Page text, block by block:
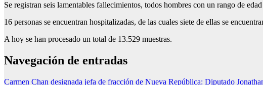
Se registran seis lamentables fallecimientos, todos hombres con un rango de
16 personas se encuentran hospitalizadas, de las cuales siete de ellas se
A hoy se han procesado un total de 13.529 muestras.
Navegación de entradas
Carmen Chan designada jefa de fracción de Nueva República: Diputado